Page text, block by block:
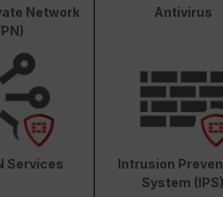
Network
Antivirus
Services
Intrusion
System (IPS)